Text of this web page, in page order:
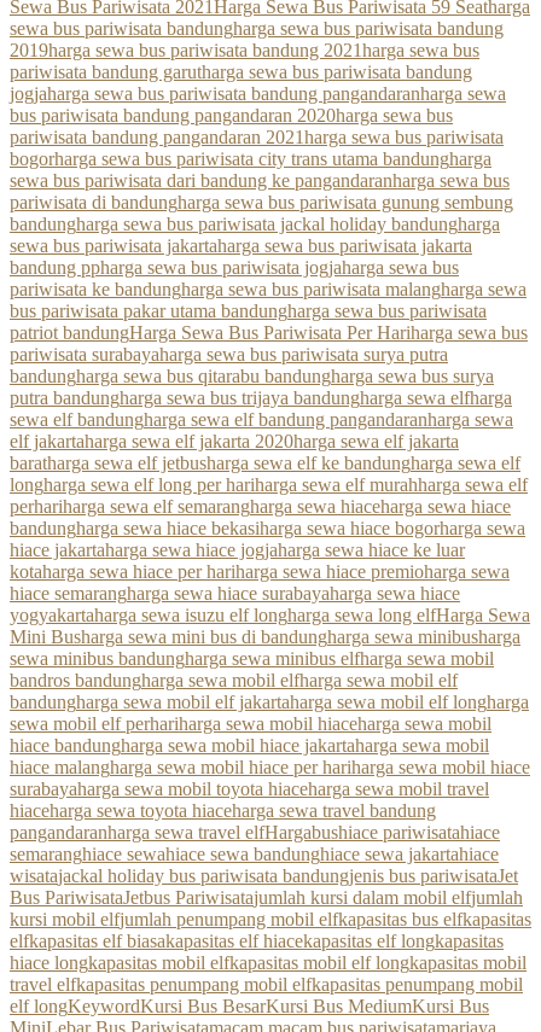
Sewa Bus Pariwisata 2021Harga Sewa Bus Pariwisata 59 Seatharga
sewa bus pariwisata bandungharga sewa bus pariwisata bandung
2019harga sewa bus pariwisata bandung 2021harga sewa bus
pariwisata bandung garutharga sewa bus pariwisata bandung
jogjaharga sewa bus pariwisata bandung pangandaranharga sewa
bus pariwisata bandung pangandaran 2020harga sewa bus
pariwisata bandung pangandaran 2021harga sewa bus pariwisata
bogorharga sewa bus pariwisata city trans utama bandungharga
sewa bus pariwisata dari bandung ke pangandaranharga sewa bus
pariwisata di bandungharga sewa bus pariwisata gunung sembung
bandungharga sewa bus pariwisata jackal holiday bandungharga
sewa bus pariwisata jakartaharga sewa bus pariwisata jakarta
bandung ppharga sewa bus pariwisata jogjaharga sewa bus
pariwisata ke bandungharga sewa bus pariwisata malangharga sewa
bus pariwisata pakar utama bandungharga sewa bus pariwisata
patriot bandungHarga Sewa Bus Pariwisata Per Hariharga sewa bus
pariwisata surabayaharga sewa bus pariwisata surya putra
bandungharga sewa bus qitarabu bandungharga sewa bus surya
putra bandungharga sewa bus trijaya bandungharga sewa elfharga
sewa elf bandungharga sewa elf bandung pangandaranharga sewa
elf jakartaharga sewa elf jakarta 2020harga sewa elf jakarta
baratharga sewa elf jetbusharga sewa elf ke bandungharga sewa elf
longharga sewa elf long per hariharga sewa elf murahharga sewa elf
perhariharga sewa elf semarangharga sewa hiaceharga sewa hiace
bandungharga sewa hiace bekasiharga sewa hiace bogorharga sewa
hiace jakartaharga sewa hiace jogjaharga sewa hiace ke luar
kotaharga sewa hiace per hariharga sewa hiace premioharga sewa
hiace semarangharga sewa hiace surabayaharga sewa hiace
yogyakartaharga sewa isuzu elf longharga sewa long elfHarga Sewa
Mini Busharga sewa mini bus di bandungharga sewa minibusharga
sewa minibus bandungharga sewa minibus elfharga sewa mobil
bandros bandungharga sewa mobil elfharga sewa mobil elf
bandungharga sewa mobil elf jakartaharga sewa mobil elf longharga
sewa mobil elf perhariharga sewa mobil hiaceharga sewa mobil
hiace bandungharga sewa mobil hiace jakartaharga sewa mobil
hiace malangharga sewa mobil hiace per hariharga sewa mobil hiace
surabayaharga sewa mobil toyota hiaceharga sewa mobil travel
hiaceharga sewa toyota hiaceharga sewa travel bandung
pangandaranharga sewa travel elfHargabushiace pariwisatahiace
semaranghiace sewahiace sewa bandunghiace sewa jakartahiace
wisatajackal holiday bus pariwisata bandungjenis bus pariwisataJet
Bus PariwisataJetbus Pariwisatajumlah kursi dalam mobil elfjumlah
kursi mobil elfjumlah penumpang mobil elfkapasitas bus elfkapasitas
elfkapasitas elf biasakapasitas elf hiacekapasitas elf longkapasitas
hiace longkapasitas mobil elfkapasitas mobil elf longkapasitas mobil
travel elfkapasitas penumpang mobil elfkapasitas penumpang mobil
elf longKeywordKursi Bus BesarKursi Bus MediumKursi Bus